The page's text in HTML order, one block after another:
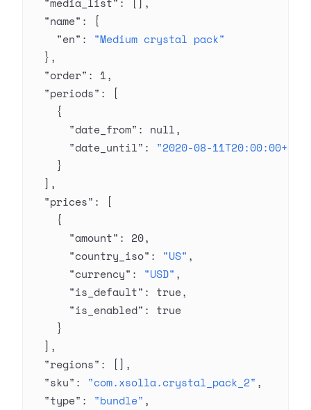
  "name"
: {
    "en"
: "Medium crystal pack"
  },
  "order"
: 1,
  "periods"
: [
    {
      "date_from"
: null,
      "date_until"
: "2020-08-
    }
  ],
  "prices"
: [
    {
      "amount"
: 20,
      "country_iso"
: "US" ,
      "currency"
: "USD" ,
      "is_default"
: true,
      "is_enabled"
: true
    }
  ],
  "regions"
: [],
  "sku"
: "com.xsolla.crystal_pack_2" ,
  "type"
: "bundle" ,